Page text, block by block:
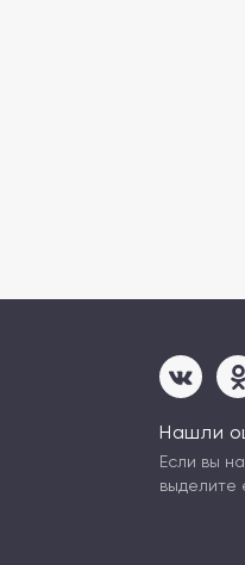
Нашли
Если вы
выделите